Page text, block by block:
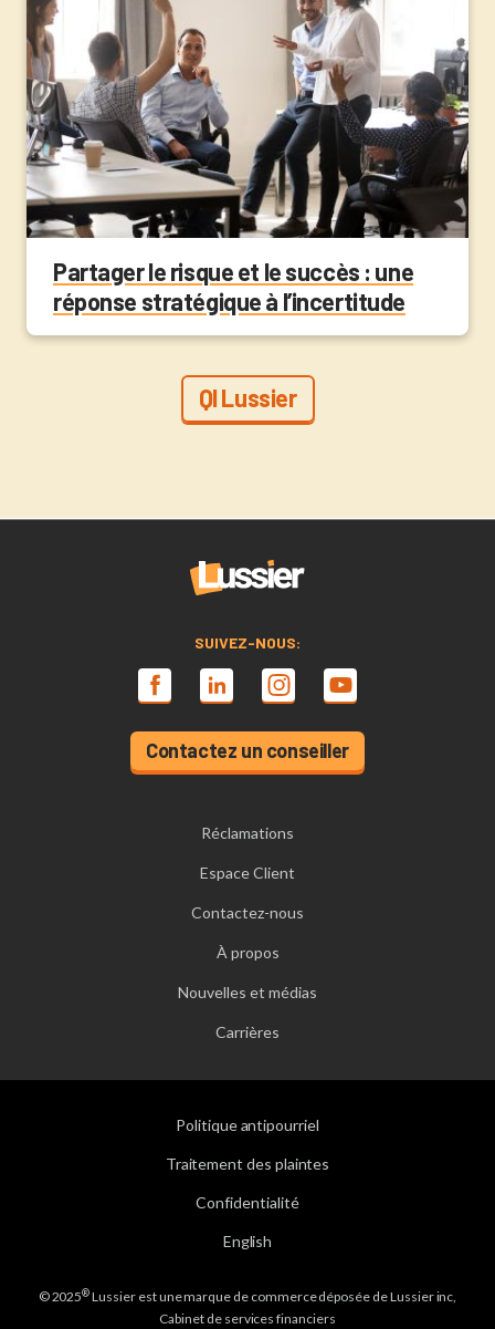
Partager le risque et le succès : une
réponse stratégique à l’incertitude
QI Lussier
SUIVEZ-NOUS:
Contactez un conseiller
Réclamations
Espace Client
Contactez-nous
À propos
Nouvelles et médias
Carrières
Politique antipourriel
Traitement des plaintes
Confidentialité
English
© 2025®Lussier est une marque de commerce déposée de Lussier inc,
Cabinet de services financiers